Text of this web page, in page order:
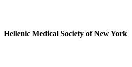
Hellenic Medical Society of New York